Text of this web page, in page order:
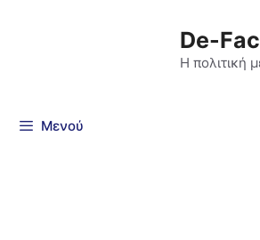
De-
Η πολιτική
Μενού